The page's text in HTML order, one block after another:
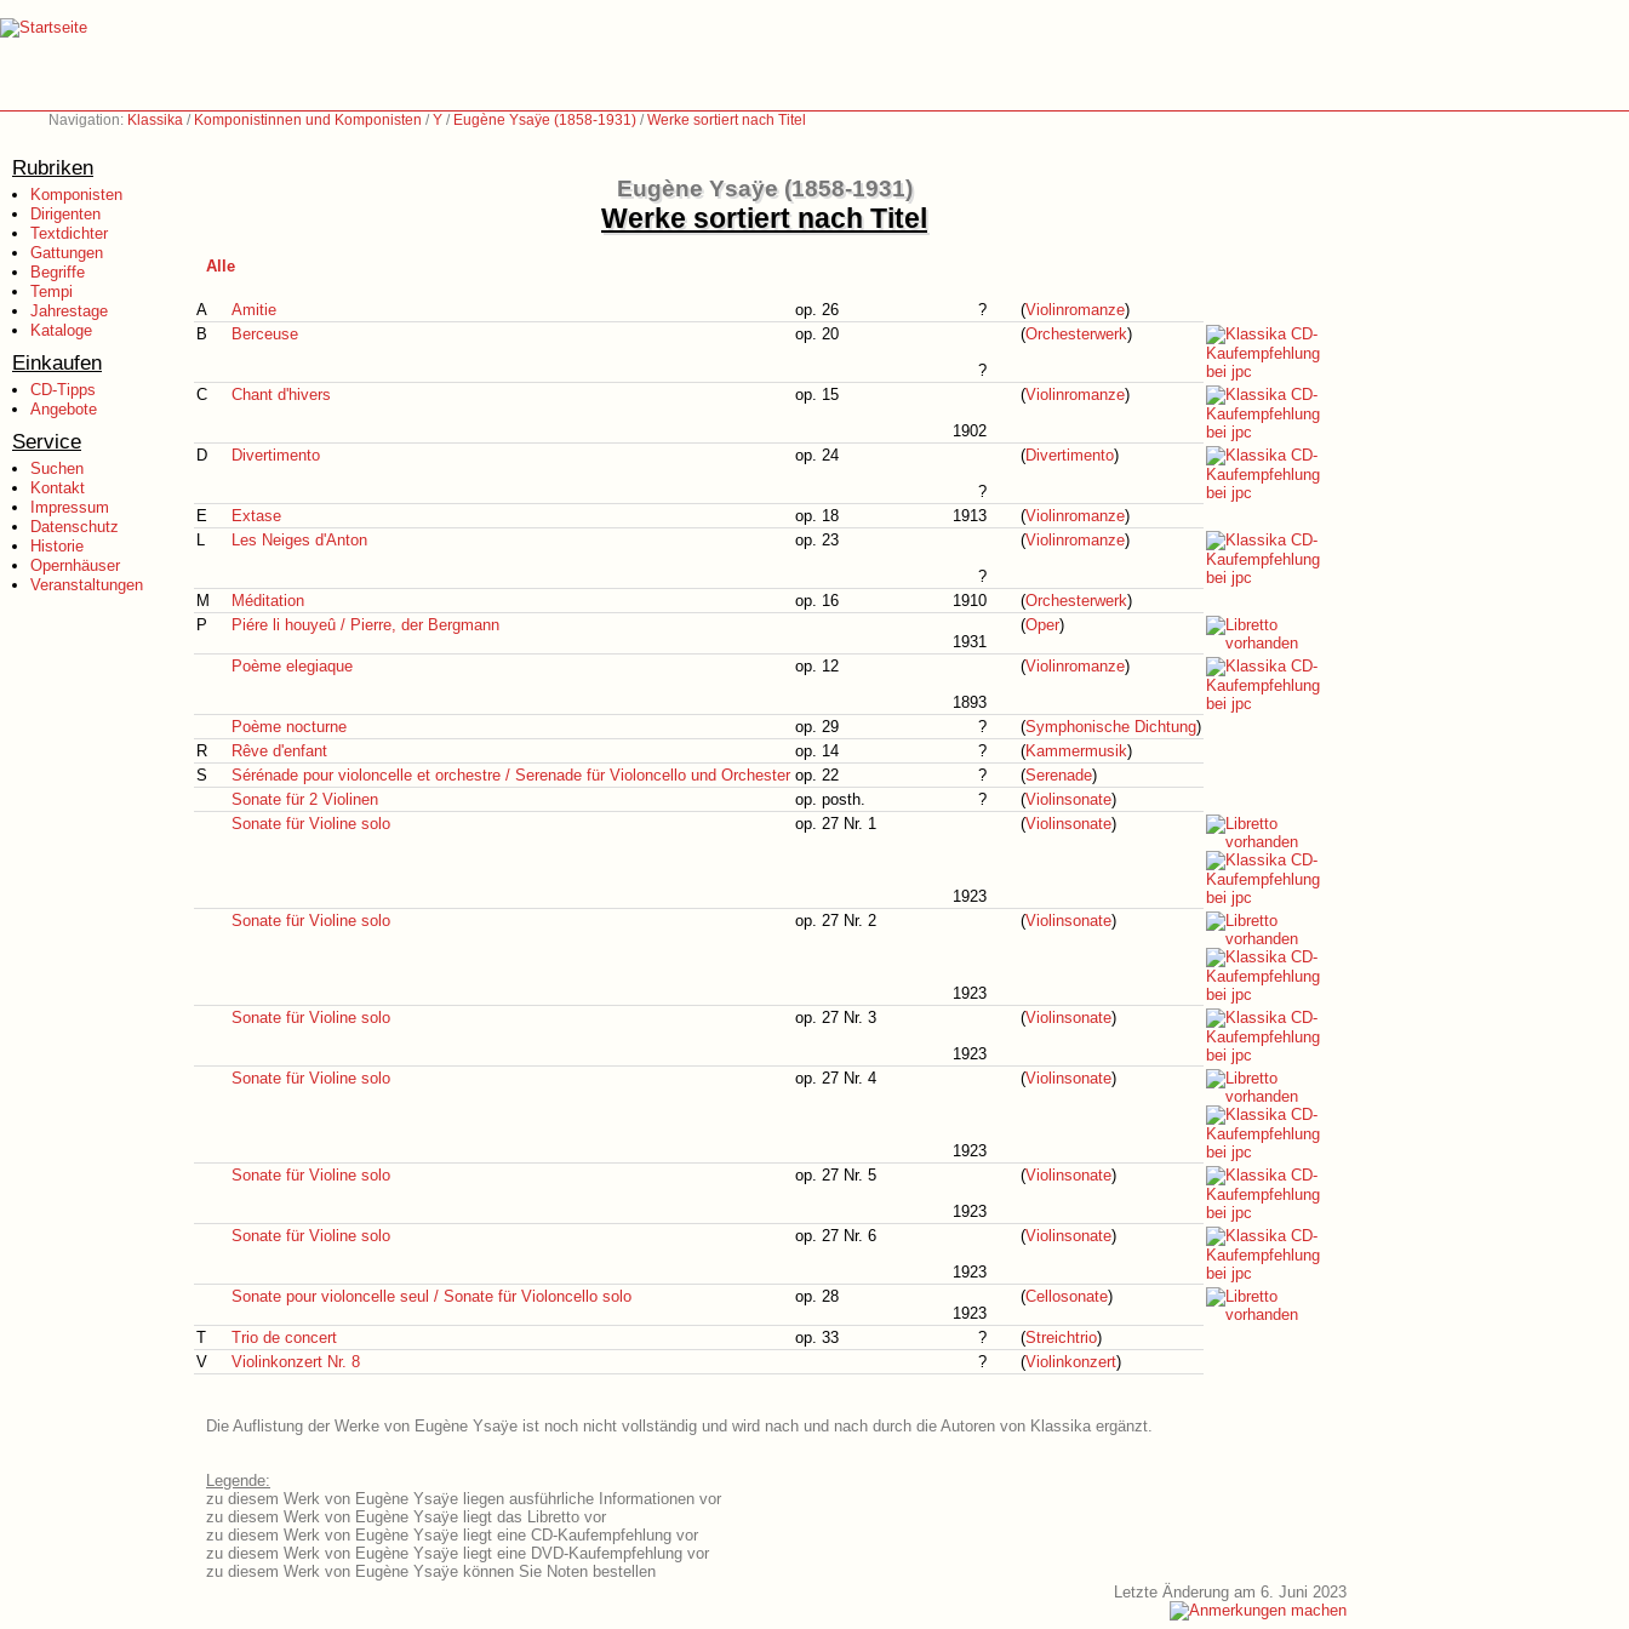
Navigation: Klassika / Komponistinnen und Komponisten /Y / Eugène Ysaÿe (1858-1931) /Werke sortiert nach Titel
Rubriken
Komponisten
Dirigenten
Textdichter
Gattungen
Begriffe
Tempi
Jahrestage
Kataloge
Einkaufen
CD-Tipps
Angebote
Service
Suchen
Kontakt
Impressum
Datenschutz
Historie
Opernhäuser
Veranstaltungen
Eugène Ysaÿe (1858-1931)
Werke sortiert nach Titel
Alle
A Amitie op. 26 ? (Violinromanze)
B
Berceuse
op. 20
?
(Orchesterwerk)
C Chant d'hivers
op. 15
1902
(Violinromanze)
D Divertimento
op. 24
?
(Divertimento)
E Extase op. 18 1913 (Violinromanze)
L
Les Neiges d'Anton
op. 23
?
(Violinromanze)
M Méditation op. 16 1910 (Orchesterwerk)
P
Piére li houyeû / Pierre, der Bergmann
1931
(Oper)
Poème elegiaque
op. 12
1893
(Violinromanze)
Poème nocturne op. 29 ? (Symphonische Dichtung)
R
Rêve d'enfant op. 14 ? (Kammermusik)
S
Sérénade pour violoncelle et orchestre / Serenade für Violoncello und Orchester op. 22 ? (Serenade)
Sonate für 2 Violinen
op. posth. ? (Violinsonate)
Sonate für Violine solo
op. 27 Nr. 1
1923
(Violinsonate)
Sonate für Violine solo op. 27 Nr. 2
1923
(Violinsonate)
Sonate für Violine solo
op. 27 Nr. 3
1923
(Violinsonate)
Sonate für Violine solo op. 27 Nr. 4
1923
(Violinsonate)
Sonate für Violine solo
op. 27 Nr. 5
1923
(Violinsonate)
Sonate für Violine solo
op. 27 Nr. 6
1923
(Violinsonate)
Sonate pour violoncelle seul / Sonate für Violoncello solo
op. 28
1923
(Cellosonate)
T Trio de concert op. 33 ? (Streichtrio)
V
Violinkonzert Nr. 8 ? (Violinkonzert)
Die Auflistung der Werke von Eugène Ysaÿe ist noch nicht vollständig und wird nach und nach durch die Autoren von Klassika ergänzt.
Legende:
zu diesem Werk von Eugène Ysaÿe liegen ausführliche Informationen vor
zu diesem Werk von Eugène Ysaÿe liegt das Libretto vor
zu diesem Werk von Eugène Ysaÿe liegt eine CD-Kaufempfehlung vor
zu diesem Werk von Eugène Ysaÿe liegt eine DVD-Kaufempfehlung vor
zu diesem Werk von Eugène Ysaÿe können Sie Noten bestellen
Letzte Änderung am 6. Juni 2023